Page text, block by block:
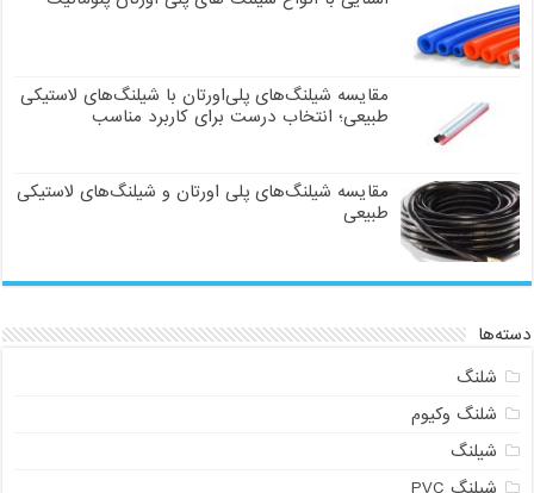
مقایسه شیلنگ‌های پلی‌اورتان با شیلنگ‌های لاستیکی
طبیعی؛ انتخاب درست برای کاربرد مناسب
مقایسه شیلنگ‌های پلی اورتان و شیلنگ‌های لاستیکی
طبیعی
دسته‌ها
شلنگ
شلنگ وکیوم
شیلنگ